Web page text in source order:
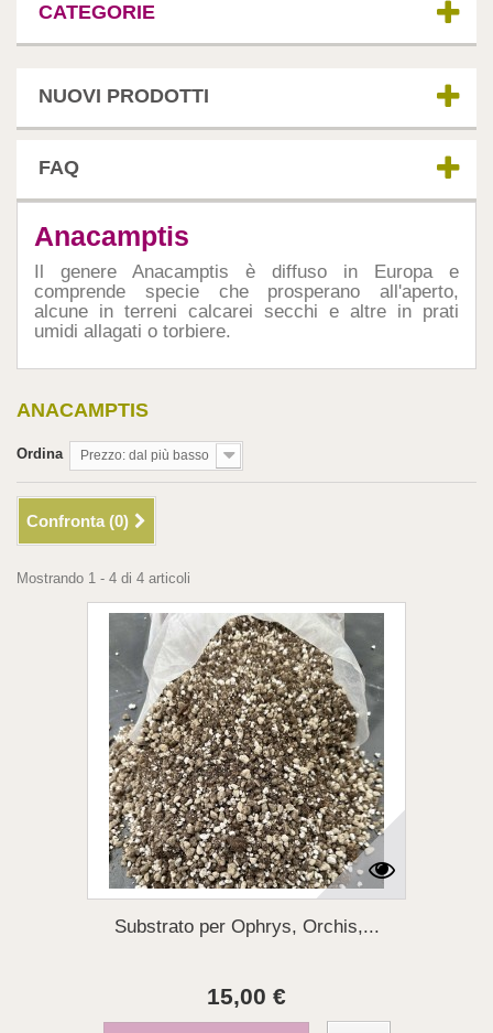
CATEGORIE
NUOVI PRODOTTI
FAQ
Anacamptis
Il genere Anacamptis è diffuso in Europa e
comprende specie che prosperano all'aperto,
alcune in terreni calcarei secchi e altre in prati
umidi allagati o torbiere.
ANACAMPTIS
Ordina Prezzo: dal più basso
Confronta (0)
Mostrando 1 - 4 di 4 articoli
Substrato per Ophrys, Orchis,...
15,00 €